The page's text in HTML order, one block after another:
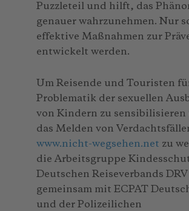
Puzzleteil und hilft, das
genauer wahrzunehmen. Nur
effektive Maßnahmen zur
entwickelt werden.
Um Reisende und Touristen
Problematik der sexuellen
von Kindern zu
das Melden von
www.nicht-wegsehen.net zu
die Arbeitsgruppe
Deutschen Reiseverbands DRV
gemeinsam mit ECPAT
und der Polizeilichen